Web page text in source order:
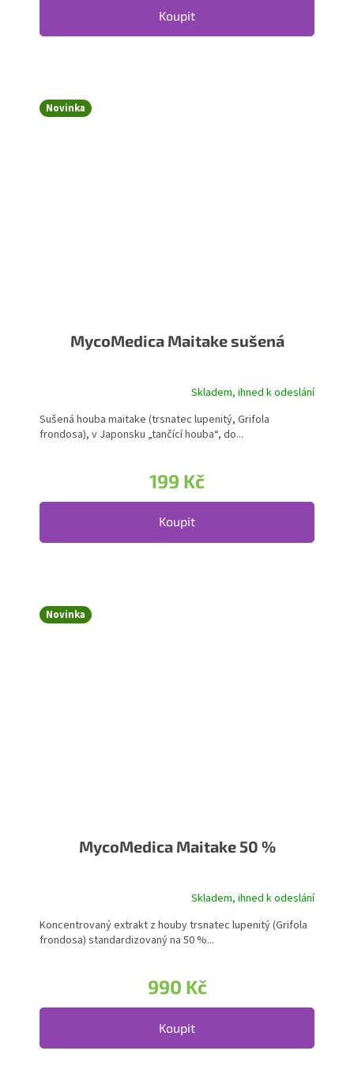
Koupit
Novinka
MycoMedica Maitake sušená
Skladem, ihned k odeslání
199 Kč
Koupit
Sušená houba maitake (trsnatec lupenitý, Grifola
frondosa), v Japonsku „tančící houba“, do...
Novinka
MycoMedica Maitake 50 %
Skladem, ihned k odeslání
990 Kč
Koupit
Koncentrovaný extrakt z houby trsnatec lupenitý (Grifola
frondosa) standardizovaný na 50 %...